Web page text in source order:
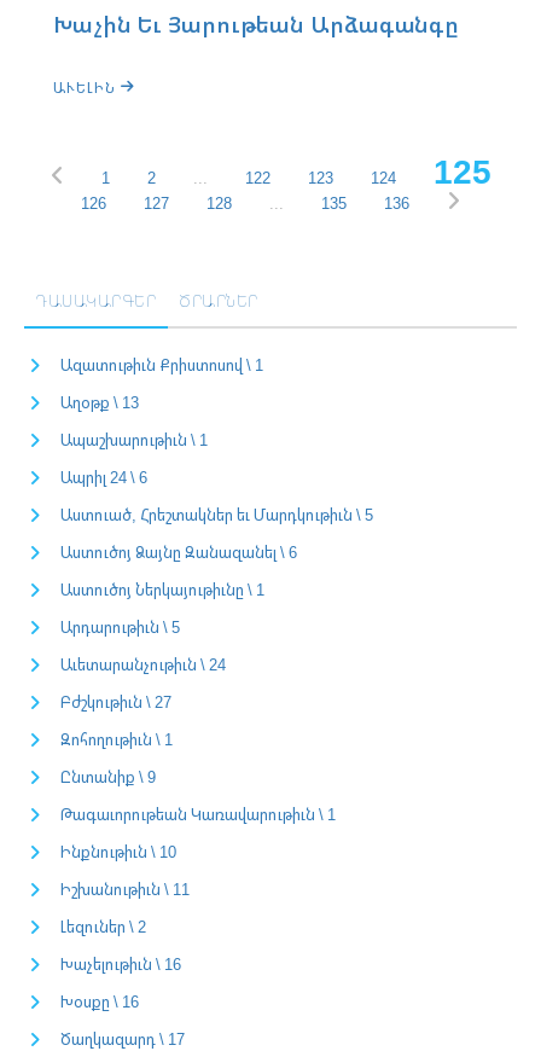
Խաչին Եւ Յարութեան Արձագանգը
ԱՒԵԼԻՆ
1 2 ... 122 123 124 125
126 127 128 ... 135 136
ԴԱՍԱԿԱՐԳԵՐ ԾՐԱՐՆԵՐ
Ազատութիւն Քրիստոսով \ 1
Աղօթք \ 13
Ապաշխարութիւն \ 1
Ապրիլ 24 \ 6
Աստուած, Հրեշտակներ եւ Մարդկութիւն \ 5
Աստուծոյ Ձայնը Զանազանել \ 6
Աստուծոյ Ներկայութիւնը \ 1
Արդարութիւն \ 5
Աւետարանչութիւն \ 24
Բժշկութիւն \ 27
Զոհողութիւն \ 1
Ընտանիք \ 9
Թագաւորութեան Կառավարութիւն \ 1
Ինքնութիւն \ 10
Իշխանութիւն \ 11
Լեզուներ \ 2
Խաչելութիւն \ 16
Խօսքը \ 16
Ծաղկազարդ \ 17